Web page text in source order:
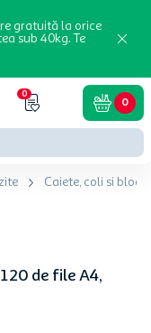
gratuită la orice
sub 40kg. Te
0
0
Caiete, coli si
de file A4,